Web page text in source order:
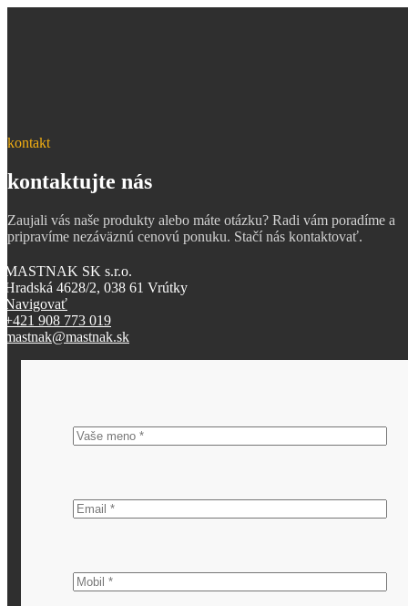
kontakt
kontaktujte nás
Zaujali vás naše produkty alebo máte otázku? Radi vám poradíme a
pripravíme nezáväznú cenovú ponuku. Stačí nás kontaktovať.
MASTNAK SK s.r.o.
Hradská 4628/2, 038 61 Vrútky
Navigovať
+421 908 773 019
mastnak@mastnak.sk